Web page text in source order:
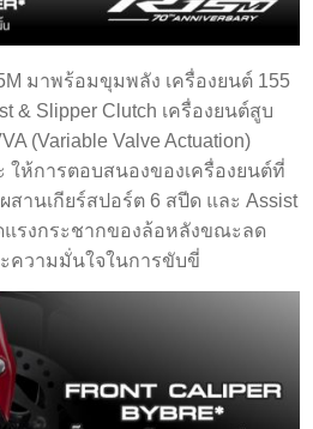
มาพร้อมขุมพลัง เครื่องยนต์ 155
& Slipper Clutch เครื่องยนต์สูบ
(Variable Valve Actuation)
ให้การตอบสนองของเครื่องยนต์ที่
สานเกียร์สปอร์ต 6 สปีด และ Assist
แรงกระชากของล้อหลังขณะลด
ความมั่นใจในการขับขี่